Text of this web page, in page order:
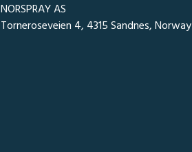
NORSPRAY AS
Torneroseveien 4, 4315 Sandnes, Norway